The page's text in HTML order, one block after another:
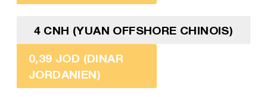
4 CNH (YUAN OFFSHORE CHINOIS)
0,39 JOD (DINAR
JORDANIEN)